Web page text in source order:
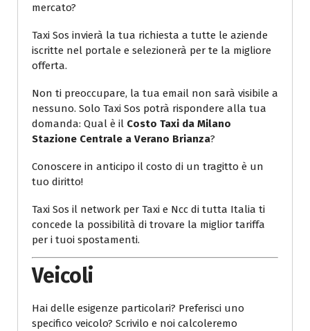
mercato?
Taxi Sos invierà la tua richiesta a tutte le aziende
iscritte nel portale e selezionerà per te la migliore
offerta.
Non ti preoccupare, la tua email non sarà visibile a
nessuno. Solo Taxi Sos potrà rispondere alla tua
domanda: Qual è il Costo Taxi da Milano
Stazione Centrale a Verano Brianza?
Conoscere in anticipo il costo di un tragitto è un
tuo diritto!
Taxi Sos il network per Taxi e Ncc di tutta Italia ti
concede la possibilità di trovare la miglior tariffa
per i tuoi spostamenti.
Veicoli
Hai delle esigenze particolari? Preferisci uno
specifico veicolo? Scrivilo e noi calcoleremo